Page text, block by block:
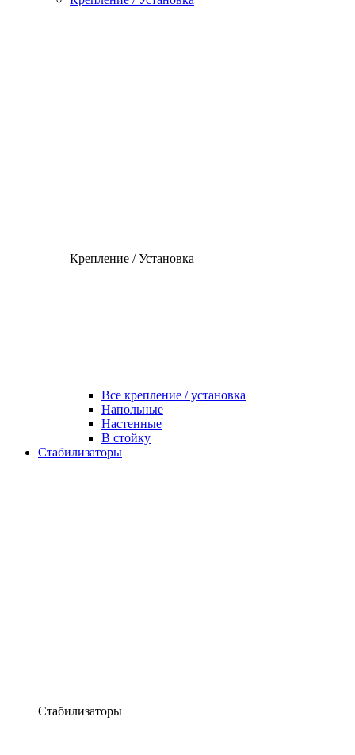
Крепление / Установка
Все крепление / установка
Напольные
Настенные
В стойку
Стабилизаторы
Стабилизаторы